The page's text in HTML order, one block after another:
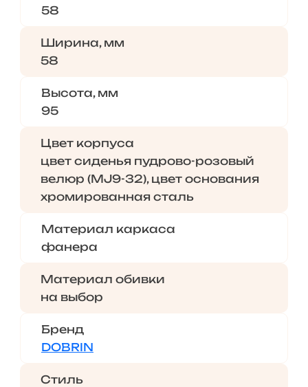
58
Ширина, мм
58
Высота, мм
95
Цвет корпуса
цвет сиденья пудрово-розовый
велюр (MJ9-32), цвет основания
хромированная сталь
Материал каркаса
фанера
Материал обивки
на выбор
Бренд
DOBRIN
Стиль